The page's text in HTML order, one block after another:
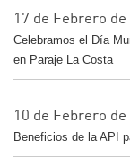
17 de Febrero de
Celebramos el Día
en Paraje La Costa
10 de Febrero de
Beneficios de la API